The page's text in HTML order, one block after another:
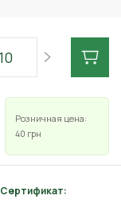
Розничная цена:
40 грн
Сертификат: